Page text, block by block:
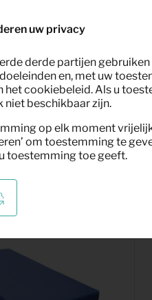
uw privacy
derde partijen
en, met uw
het cookiebeleid. Als u
beschikbaar zijn.
op elk moment
om toestemming te
toestemming toe geeft.